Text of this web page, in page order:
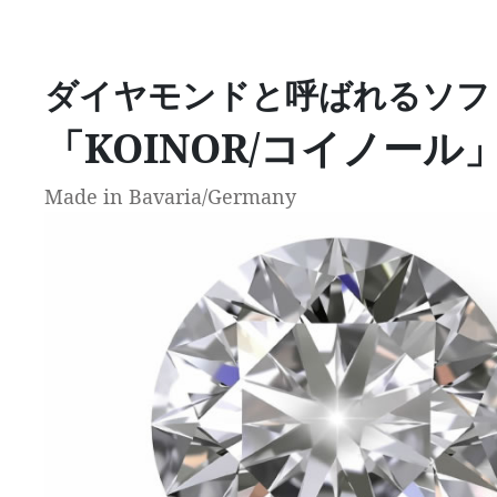
ダイヤモンドと呼ばれるソ
「KOINOR/コイノール」
Made in Bavaria/Germany